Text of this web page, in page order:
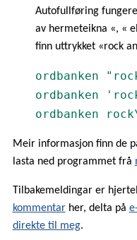
Autofullføring
av hermeteikna «, «
finn uttrykket «rock
ordbanken
ordbanken
ordbanken
Meir informasjon finn de
lasta ned programmet frå
Tilbakemeldingar er
kommentarher, delta på
direkte til meg.